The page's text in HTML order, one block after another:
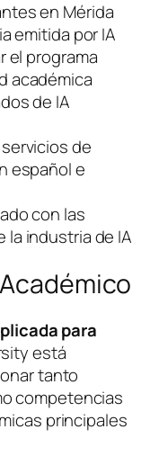
en Mérida
emitida por IA
el programa
académica
de IA
de
español e
con las
la industria de IA
para
está
tanto
competencias
principales